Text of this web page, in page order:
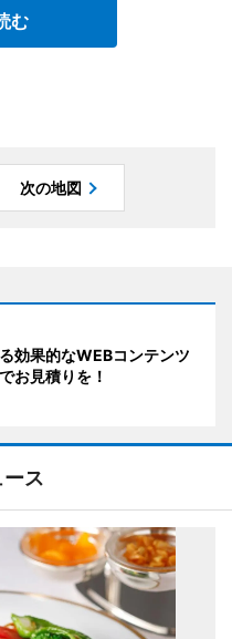
む
次の地図
効果的なWEBコンテンツ
お見積りを！
ス